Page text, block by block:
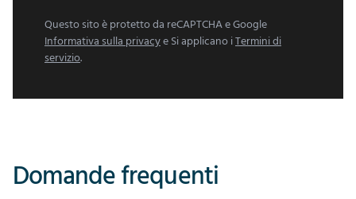
Questo sito è protetto da reCAPTCHA e Google
Informativa sulla privacye Si applicano iTermini di
servizio.
Domande frequenti